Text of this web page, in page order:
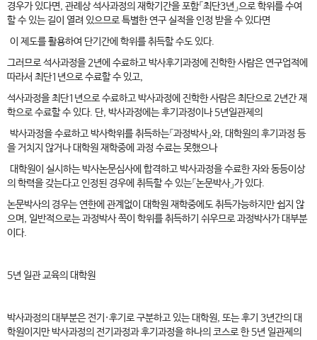
경우가 있다면, 관례상 석사과정의 재학기간을 포함「최단3년」으로 학위를 수여
할 수 있는 길이 열려 있으므로 특별한 연구 실적을 인정 받을 수 있다면
이 제도를 활용하여 단기간에 학위를 취득할 수도 있다.
그러므로 석사과정을 2년에 수료하고 박사후기과정에 진학한 사람은 연구업적에
따라서 최단1년으로 수료할 수 있고,
석사과정을 최단1년으로 수료하고 박사과정에 진학한 사람은 최단으로 2년간 재
학으로 수료할 수 있다. 단, 박사과정에는 후기과정이나 5년일관제의
박사과정을 수료하고 박사학위를 취득하는「과정박사」와, 대학원의 후기과정 등
을 거치지 않거나 대학원 재학중에 과정 수료는 못했으나
대학원이 실시하는 박사논문심사에 합격하고 박사과정을 수료한 자와 동등이상
의 학력을 갖는다고 인정된 경우에 취득할 수 있는「논문박사」가 있다.
논문박사의 경우는 연한에 관계없이 대학원 재학중에도 취득가능하지만 쉽지 않
으며, 일반적으로는 과정박사 쪽이 학위를 취득하기 쉬우므로 과정박사가 대부분
이다.
5년 일관 교육의 대학원
박사과정의 대부분은 전기·후기로 구분하고 있는 대학원, 또는 후기 3년간의 대
학원이지만 박사과정의 전기과정과 후기과정을 하나의 코스로 한 5년 일관제의